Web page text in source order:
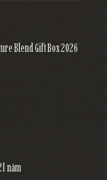
Blend Gift Box 2026
năm